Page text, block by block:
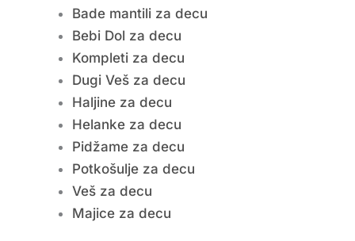
Bade mantili za decu
Bebi Dol za decu
Kompleti za decu
Dugi Veš za decu
Haljine za decu
Helanke za decu
Pidžame za decu
Potkošulje za decu
Veš za decu
Majice za decu